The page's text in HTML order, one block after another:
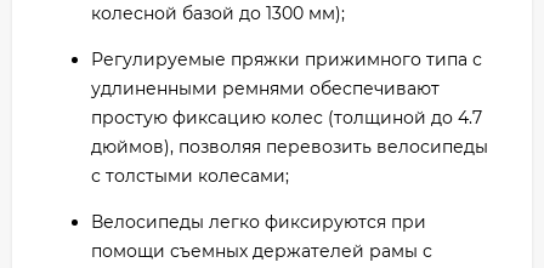
колесной базой до 1300 мм);
Регулируемые пряжки прижимного типа с
удлиненными ремнями обеспечивают
простую фиксацию колес (толщиной до 4.7
дюймов), позволяя перевозить велосипеды
с толстыми колесами;
Велосипеды легко фиксируются при
помощи съемных держателей рамы с